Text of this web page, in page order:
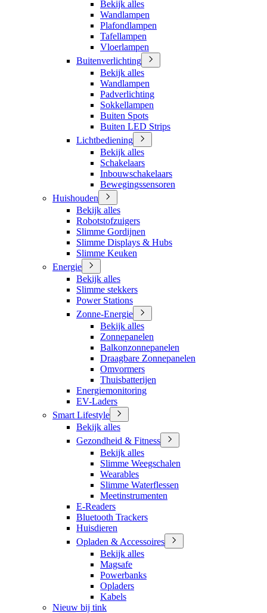
Bekijk alles
Wandlampen
Plafondlampen
Tafellampen
Vloerlampen
Buitenverlichting
Bekijk alles
Wandlampen
Padverlichting
Sokkellampen
Buiten Spots
Buiten LED Strips
Lichtbediening
Bekijk alles
Schakelaars
Inbouwschakelaars
Bewegingssensoren
Huishouden
Bekijk alles
Robotstofzuigers
Slimme Gordijnen
Slimme Displays & Hubs
Slimme Keuken
Energie
Bekijk alles
Slimme stekkers
Power Stations
Zonne-Energie
Bekijk alles
Zonnepanelen
Balkonzonnepanelen
Draagbare Zonnepanelen
Omvormers
Thuisbatterijen
Energiemonitoring
EV-Laders
Smart Lifestyle
Bekijk alles
Gezondheid & Fitness
Bekijk alles
Slimme Weegschalen
Wearables
Slimme Waterflessen
Meetinstrumenten
E-Readers
Bluetooth Trackers
Huisdieren
Opladen & Accessoires
Bekijk alles
Magsafe
Powerbanks
Opladers
Kabels
Nieuw bij tink